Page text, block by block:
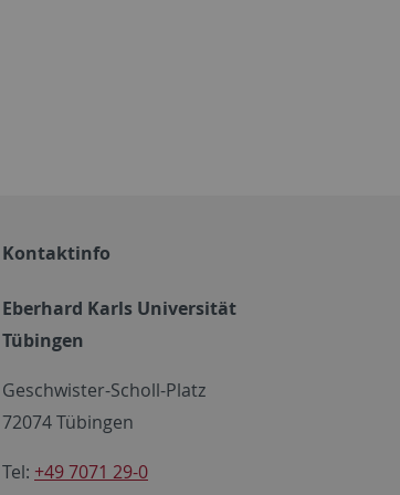
Kontaktinfo
Eberhard Karls Universität
Tübingen
Geschwister-Scholl-Platz
72074 Tübingen
Tel: +49 7071 29-0